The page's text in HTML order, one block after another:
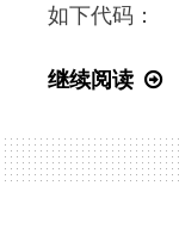
如下代码：
继续阅读